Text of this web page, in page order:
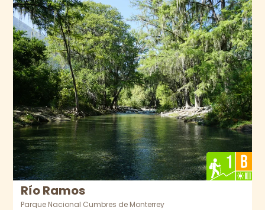
Río Ramos
Parque Nacional Cumbres de Monterrey